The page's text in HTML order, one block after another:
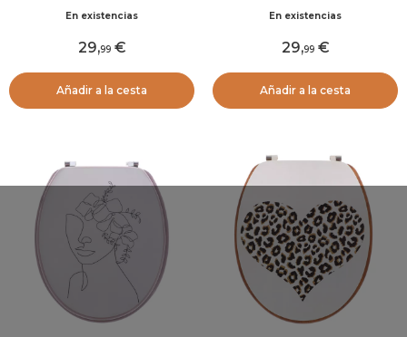
En existencias
29,99
Añadir a la cesta
En existencias
29,99
Añadir a la cesta